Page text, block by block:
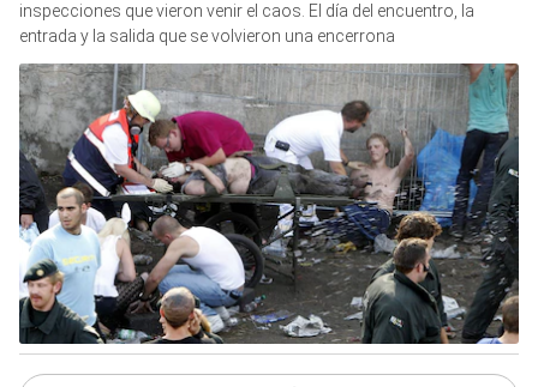
inspecciones que vieron venir el caos. El día del encuentro, la
entrada y la salida que se volvieron una encerrona